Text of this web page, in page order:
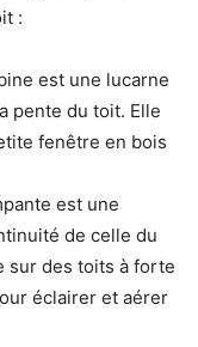
:
est une lucarne
pente du toit. Elle
fenêtre en bois
est une
de celle du
sur des toits à forte
éclairer et aérer